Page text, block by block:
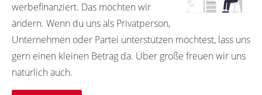
werbefinanziert. Das möchten wir
ändern. Wenn du uns als Privatperson,
Unternehmen oder Partei unterstützen möchtest, lass uns
gern einen kleinen Betrag da. Über große freuen wir uns
natürlich auch.